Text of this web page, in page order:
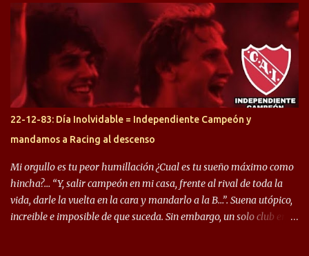
Halcón de Varela, como lo es Brian Romero, quien paso a
préstamo allí durante el último mercado de pases y ha rendido de
gran manera, convirtiendo goles importantes, sobre todo en la
copa sudamericana. Pero no sucedió lo mismo en cuanto al
rendimiento que ha producido en el Rojo. Pasando a jugadores que
jugaron en Defensa y ahora están en el rojo, tenemos a la dupla
Gastón Togni y Domingo Blanco, donde ambos explotaron
futbolísticamente hablando en el equipo de Varela, donde, por
ejemplo, el caso de Mingo llego a ser tenido en cuenta para el
Seleccionado Argentino, rendimiento que aún no ha logrado
mostrar en Independiente. En e...
22-12-83: Día Inolvidable = Independiente Campeón y
mandamos a Racing al descenso
Mi orgullo es tu peor humillación ¿Cual es tu sueño máximo como
hincha?… “Y, salir campeón en mi casa, frente al rival de toda la
vida, darle la vuelta en la cara y mandarlo a la B…”. Suena utópico,
increible e imposible de que suceda. Sin embargo, un solo club en el